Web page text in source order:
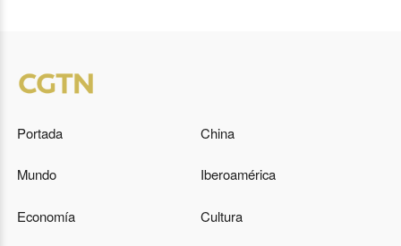
Portada China
Mundo Iberoamérica
Economía Cultura